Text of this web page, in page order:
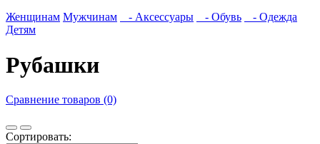
Женщинам Мужчинам - Аксессуары - Обувь
- Одежда
Детям
Рубашки
Сравнение товаров (0)
Сортировать: